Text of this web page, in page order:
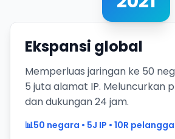
Ekspansi global
Memperluas jaringan ke 50
5 juta alamat IP. Meluncurkan
dan dukungan 24 jam.
📊50 negara • 5J IP • 10R